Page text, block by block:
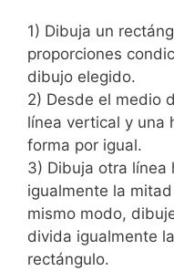
1) Dibuja un
proporciones
dibujo elegido.
2) Desde el medio
línea vertical y una
forma por igual.
3) Dibuja otra línea
igualmente la
mismo modo,
divida igualmente
rectángulo.